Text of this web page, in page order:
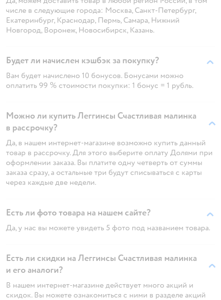
числе в следующие города: Москва, Санкт-Петербург,
Екатеринбург, Краснодар, Пермь, Самара, Нижний
Новгород, Воронеж, Новосибирск, Казань.
Будет ли начислен кэшбэк за покупку?
Вам будет начислено 10 бонусов. Бонусами можно
оплатить 99 % стоимости покупки: 1 бонус = 1 рубль.
Можно ли купить Леггинсы Счастливая малинка
в рассрочку?
Да, в нашем интернет-магазине возможно купить данный
товар в рассрочку. Для этого выберите оплату Долями при
оформлении заказа. Вы платите одну четверть от суммы
заказа сразу, а остальные три будут списываться с карты
через каждые две недели.
Есть ли фото товара на нашем сайте?
Да, у нас вы можете увидеть 5 фото под названием товара.
Есть ли скидки на Леггинсы Счастливая малинка
и его аналоги?
В нашем интернет-магазине действует много акций и
скидок. Вы можете ознакомиться с ними в разделе акций